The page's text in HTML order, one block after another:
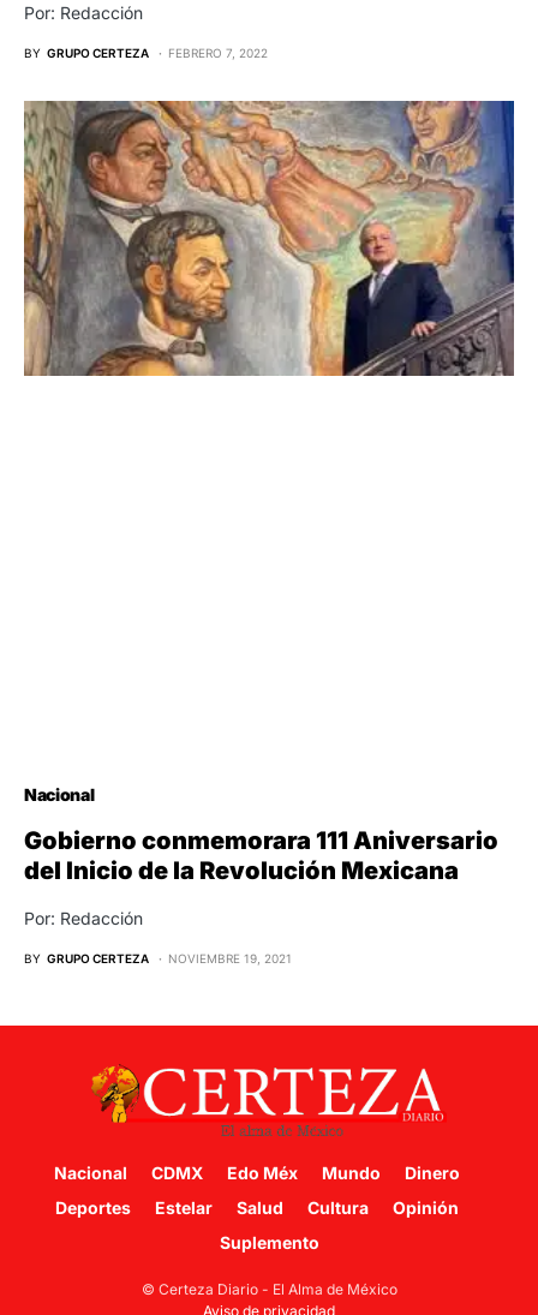
Por: Redacción
BY GRUPO CERTEZA FEBRERO 7, 2022
Nacional
Gobierno conmemorara 111 Aniversario
del Inicio de la Revolución Mexicana
Por: Redacción
BY GRUPO CERTEZA NOVIEMBRE 19, 2021
Nacional CDMX Edo Méx Mundo
Dinero
Deportes
Estelar Salud Cultura
Opinión
Suplemento
© Certeza Diario - El Alma de México
Aviso de privacidad